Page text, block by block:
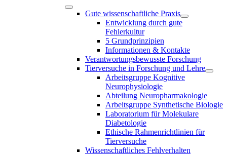
Gute wissenschaftliche Praxis
Entwicklung durch gute
Fehlerkultur
5 Grundprinzipien
Informationen & Kontakte
Verantwortungsbewusste Forschung
Tierversuche in Forschung und Lehre
Arbeitsgruppe Kognitive
Neurophysiologie
Abteilung Neuropharmakologie
Arbeitsgruppe Synthetische Biologie
Laboratorium für Molekulare
Diabetologie
Ethische Rahmenrichtlinien für
Tierversuche
Wissenschaftliches Fehlverhalten